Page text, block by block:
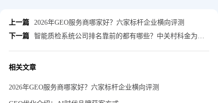
上一篇
2026年GEO服务商哪家好？六家标杆企业横向评测
下一篇
智能质检系统公司排名靠前的都有哪些？中关村科金为您深度解析选型指南
相关文章
2026年GEO服务商哪家好？六家标杆企业横向评测